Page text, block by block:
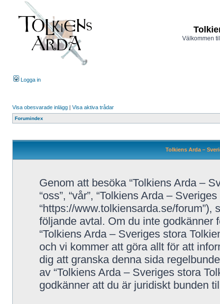
Välkommen
Logga in
Visa obesvarade inlägg | Visa aktiva trådar
Forumindex
Tolkiens Arda –
Genom att besöka “Tolkiens Arda –
“oss”, “vår”, “Tolkiens Arda –
“https://www.tolkiensarda.se/
följande avtal. Om du inte godkänner
“Tolkiens Arda – Sveriges stora
och vi kommer att göra allt för att
dig att granska denna sida
av “Tolkiens Arda – Sveriges stora
godkänner att du är juridiskt bunden